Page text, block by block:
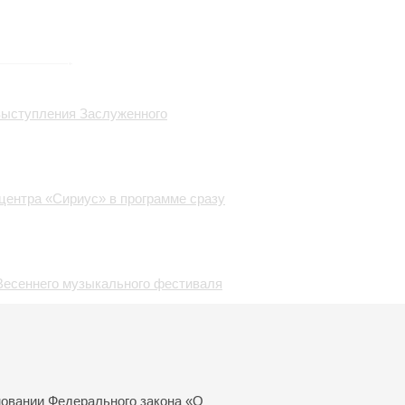
Федерального закона «О
Заслуженного
«Сириус» в программе сразу
музыкального фестиваля
квартета Дмитрия